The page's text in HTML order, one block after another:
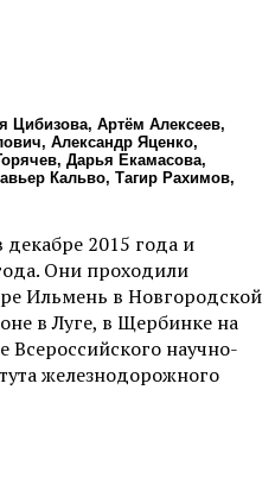
Цибизова, Артём Алексеев,
Александр Яценко,
Дарья Екамасова,
Кальво, Тагир Рахимов,
2015 года и
Они проходили
Ильмень в Новгородской
в Луге, в Щербинке на
Всероссийского научно-
железнодорожного